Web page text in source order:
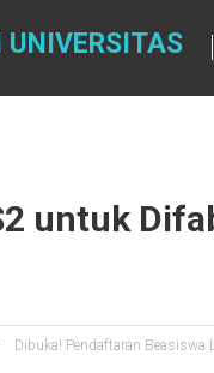
UNIVERSITAS
untuk
Dibuka! Pendaftaran Beasiswa